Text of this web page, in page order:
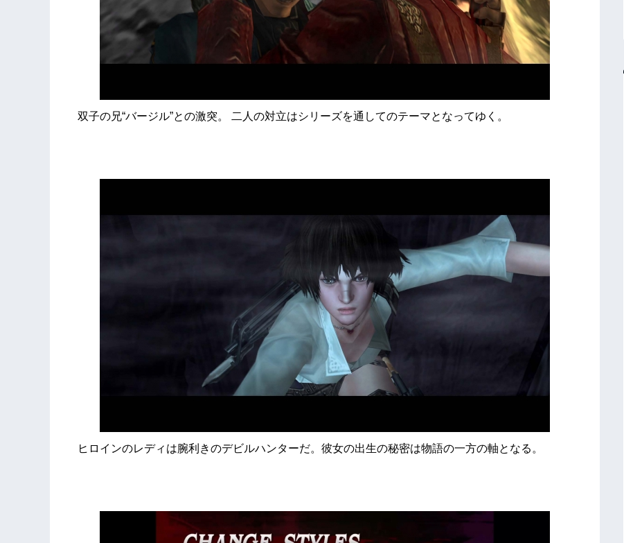
双子の兄“バージル”との激突。 二人の対立はシリーズを通してのテーマとなってゆく。
ヒロインのレディは腕利きのデビルハンターだ。彼女の出生の秘密は物語の一方の軸となる。